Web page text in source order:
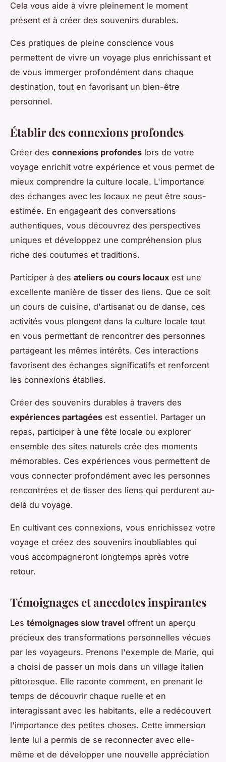
Cela vous aide à vivre pleinement le moment
présent et à créer des souvenirs durables.
Ces pratiques de pleine conscience vous
permettent de vivre un voyage plus enrichissant et
de vous immerger profondément dans chaque
destination, tout en favorisant un bien-être
personnel.
Établir des connexions profondes
Créer des connexions profondes lors de votre
voyage enrichit votre expérience et vous permet de
mieux comprendre la culture locale. L'importance
des échanges avec les locaux ne peut être sous-
estimée. En engageant des conversations
authentiques, vous découvrez des perspectives
uniques et développez une compréhension plus
riche des coutumes et traditions.
Participer à des ateliers ou cours locaux est une
excellente manière de tisser des liens. Que ce soit
un cours de cuisine, d'artisanat ou de danse, ces
activités vous plongent dans la culture locale tout
en vous permettant de rencontrer des personnes
partageant les mêmes intérêts. Ces interactions
favorisent des échanges significatifs et renforcent
les connexions établies.
Créer des souvenirs durables à travers des
expériences partagées est essentiel. Partager un
repas, participer à une fête locale ou explorer
ensemble des sites naturels crée des moments
mémorables. Ces expériences vous permettent de
vous connecter profondément avec les personnes
rencontrées et de tisser des liens qui perdurent au-
delà du voyage.
En cultivant ces connexions, vous enrichissez votre
voyage et créez des souvenirs inoubliables qui
vous accompagneront longtemps après votre
retour.
Témoignages et anecdotes inspirantes
Les témoignages slow travel offrent un aperçu
précieux des transformations personnelles vécues
par les voyageurs. Prenons l'exemple de Marie, qui
a choisi de passer un mois dans un village italien
pittoresque. Elle raconte comment, en prenant le
temps de découvrir chaque ruelle et en
interagissant avec les habitants, elle a redécouvert
l'importance des petites choses. Cette immersion
lente lui a permis de se reconnecter avec elle-
même et de développer une nouvelle appréciation